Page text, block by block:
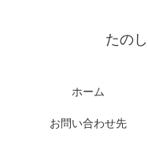
たの
ホーム
お問い合わせ先